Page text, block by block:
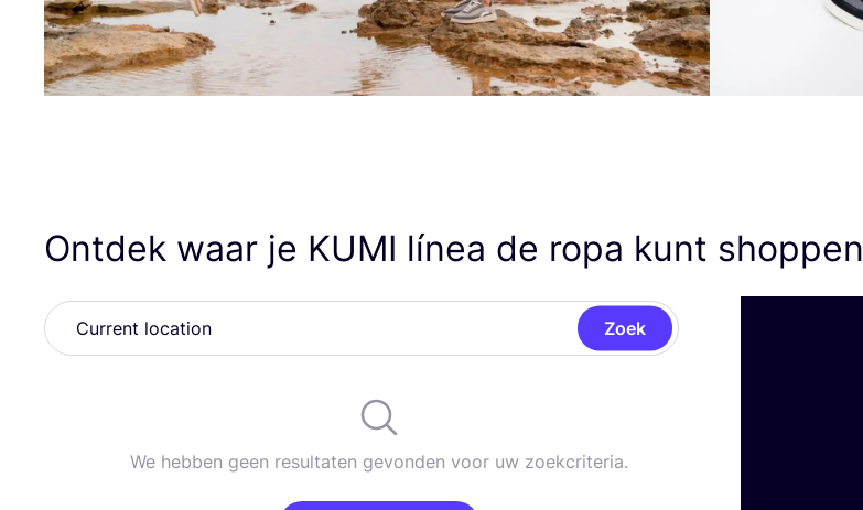
Ontdek waar je KUMI línea de ropa kunt shoppen
Zoek
We hebben geen resultaten gevonden voor uw zoekcriteria.